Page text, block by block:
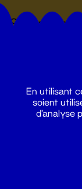
Suivez
En utilisant
soient
d'analyse